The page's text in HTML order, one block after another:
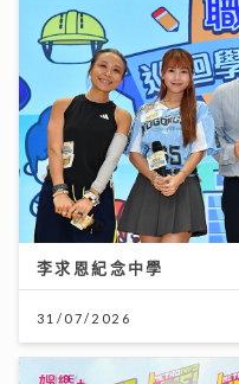
李求恩紀念中學
31/07/2026